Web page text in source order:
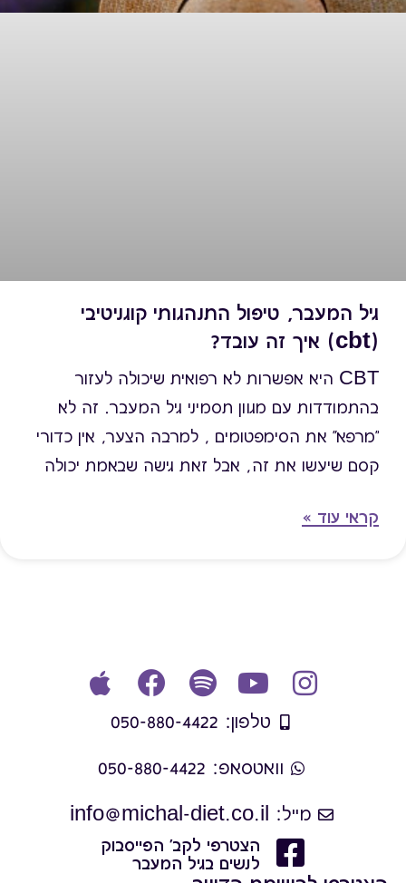
גיל המעבר, טיפול התנהגותי קוגניטיבי
(cbt) איך זה עובד?
CBT היא אפשרות לא רפואית שיכולה לעזור
בהתמודדות עם מגוון תסמיני גיל המעבר. זה לא
"מרפא" את הסימפטומים , למרבה הצער, אין כדורי
קסם שיעשו את זה, אבל זאת גישה שבאמת יכולה
קראי עוד »
טלפון: 050-880-4422
וואטסאפ: 050-880-4422
מייל: info@michal-diet.co.il
הצטרפי לקב' הפייסבוק
לנשים בגיל המעבר